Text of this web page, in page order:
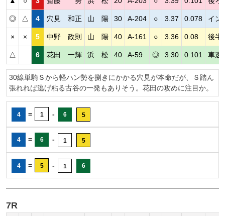
◎ △ 4 穴見 和正 山 陽 30 A-204 ○ 3.37 0.078 イン
× × 5 中野 政則 山 陽 40 A-161 ○ 3.36 0.08 後半
△ 6 花田 一輝 浜 松 40 A-59 ◎ 3.30 0.101 車速
30線単騎Ｓから軽ハン勢を捌きにかかる穴見が本命だが、Ｓ踏ん
張れれば逃げ粘る古谷の一発もありそう。花田の攻めに注目か。
4 = 1 - 6 5
4 = 6 - 1 5
4 = 5 - 1 6
7R